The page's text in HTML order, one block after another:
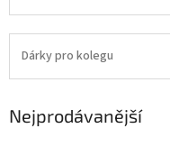
Dárky pro kolegu
Nejprodávanější